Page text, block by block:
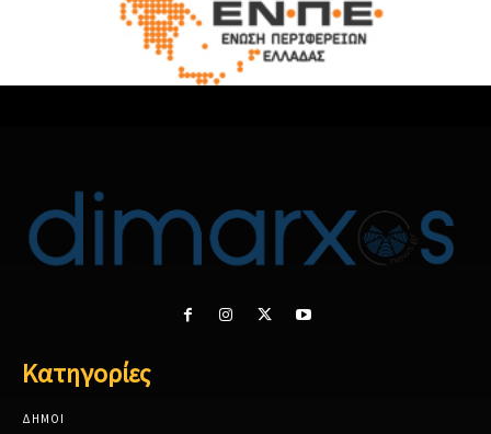
Κατηγορίες
ΔΗΜΟΙ